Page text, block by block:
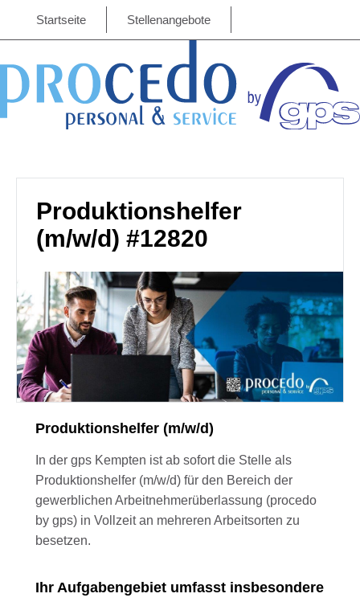
Startseite Stellenangebote
Produktionshelfer
(m/w/d) #12820
Produktionshelfer (m/w/d)
In der gps Kempten ist ab sofort die Stelle als
Produktionshelfer (m/w/d) für den Bereich der
gewerblichen Arbeitnehmerüberlassung (procedo
by gps) in Vollzeit an mehreren Arbeitsorten zu
besetzen.
Ihr Aufgabengebiet umfasst insbesondere